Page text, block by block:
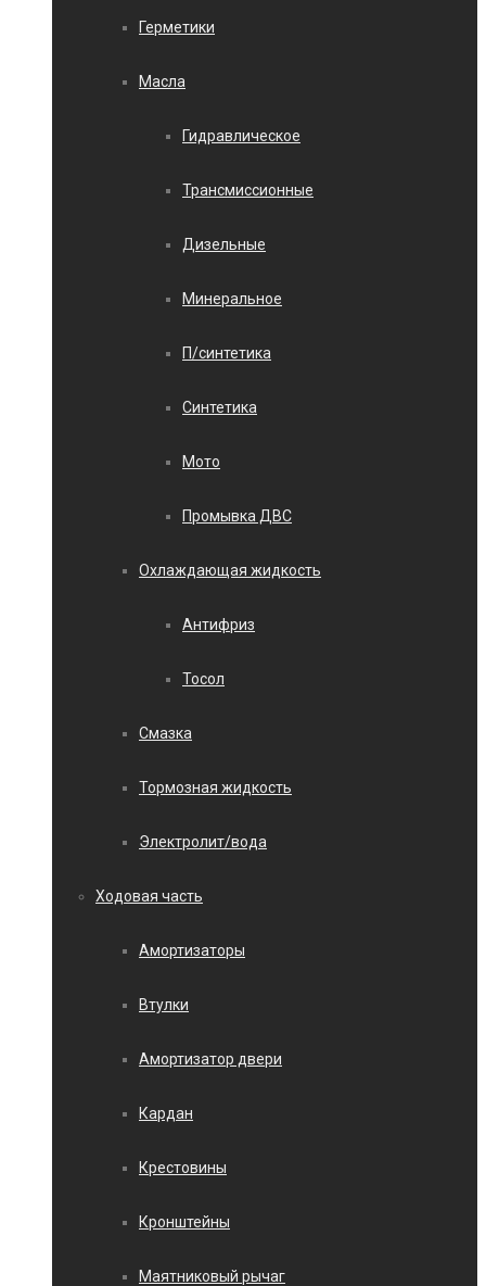
Герметики
Масла
Гидравлическое
Трансмиссионные
Дизельные
Минеральное
П/синтетика
Синтетика
Мото
Промывка ДВС
Охлаждающая жидкость
Антифриз
Тосол
Смазка
Тормозная жидкость
Электролит/вода
Ходовая часть
Амортизаторы
Втулки
Амортизатор двери
Кардан
Крестовины
Кронштейны
Маятниковый рычаг